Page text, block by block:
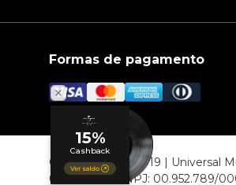
Formas de pagamento
© COPYRIGHT 2019 | Universal
06807-000 CNPJ: 00.952.789/